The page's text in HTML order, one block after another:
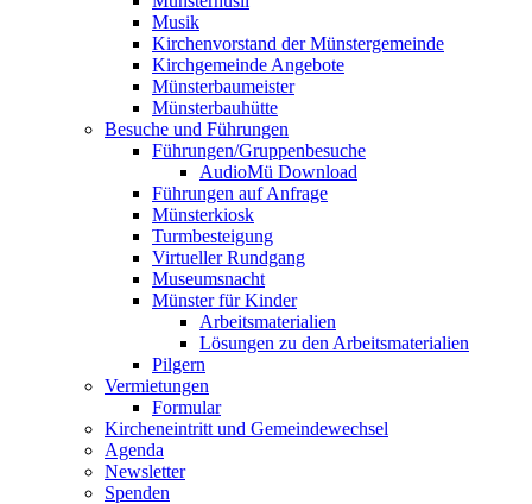
Musik
Kirchenvorstand der Münstergemeinde
Kirchgemeinde Angebote
Münsterbaumeister
Münsterbauhütte
Besuche und Führungen
Führungen/Gruppenbesuche
AudioMü Download
Führungen auf Anfrage
Münsterkiosk
Turmbesteigung
Virtueller Rundgang
Museumsnacht
Münster für Kinder
Arbeitsmaterialien
Lösungen zu den Arbeitsmaterialien
Pilgern
Vermietungen
Formular
Kircheneintritt und Gemeindewechsel
Agenda
Newsletter
Spenden